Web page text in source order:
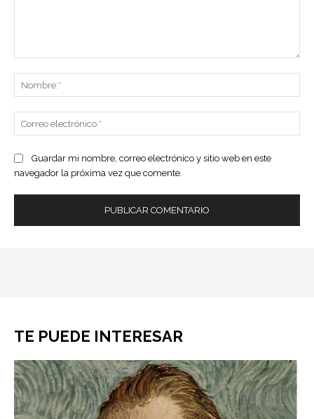
Guardar mi nombre, correo electrónico y sitio web en este
navegador la próxima vez que comente.
TE PUEDE INTERESAR